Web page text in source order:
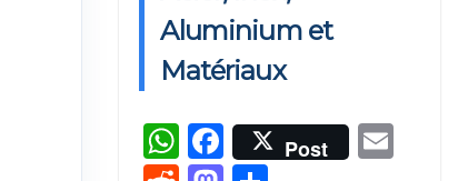
Activation de Marque : Mise en
Œuvre et Modèle de Feuille de
Route
Audit de Communication
Interne et Externe : Canevas
Aluminium et
Matériaux
W F
Post